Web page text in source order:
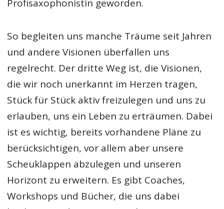
Profisaxophonistin geworden.
So begleiten uns manche Träume seit Jahren
und andere Visionen überfallen uns
regelrecht. Der dritte Weg ist, die Visionen,
die wir noch unerkannt im Herzen tragen,
Stück für Stück aktiv freizulegen und uns zu
erlauben, uns ein Leben zu erträumen. Dabei
ist es wichtig, bereits vorhandene Pläne zu
berücksichtigen, vor allem aber unsere
Scheuklappen abzulegen und unseren
Horizont zu erweitern. Es gibt Coaches,
Workshops und Bücher, die uns dabei